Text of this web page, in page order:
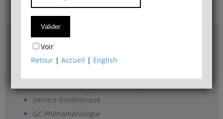
Accès & plans
Bibliothèque du Département de philosophie
Service d'esthétique
GC Phénoménologie
Voir
Retour |Accueil | English